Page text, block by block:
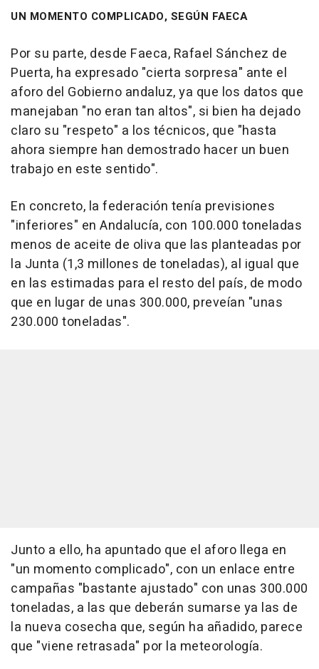
UN MOMENTO COMPLICADO, SEGÚN FAECA
Por su parte, desde Faeca, Rafael Sánchez de
Puerta, ha expresado "cierta sorpresa" ante el
aforo del Gobierno andaluz, ya que los datos que
manejaban "no eran tan altos", si bien ha dejado
claro su "respeto" a los técnicos, que "hasta
ahora siempre han demostrado hacer un buen
trabajo en este sentido".
En concreto, la federación tenía previsiones
"inferiores" en Andalucía, con 100.000 toneladas
menos de aceite de oliva que las planteadas por
la Junta (1,3 millones de toneladas), al igual que
en las estimadas para el resto del país, de modo
que en lugar de unas 300.000, preveían "unas
230.000 toneladas".
Junto a ello, ha apuntado que el aforo llega en
"un momento complicado", con un enlace entre
campañas "bastante ajustado" con unas 300.000
toneladas, a las que deberán sumarse ya las de
la nueva cosecha que, según ha añadido, parece
que "viene retrasada" por la meteorología.